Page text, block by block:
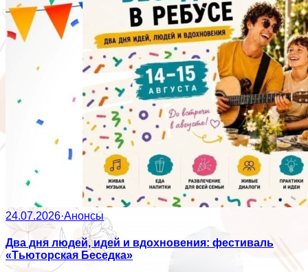
24.07.2026·Анонсы
Два дня людей, идей и вдохновения: фестиваль
«Тьюторская Беседка»